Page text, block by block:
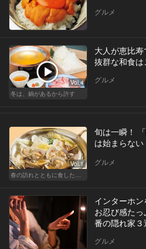
グルメ
Vol.4
冬は、鍋があるから許す
大人が恵比
抜群な和食は
グルメ
Vol.1
春の訪れとともに食したい「はまぐり」のあるお店
旬は一瞬！
は始まらない
グルメ
インターホン
お忍び感た
番の隠れ家３
グルメ